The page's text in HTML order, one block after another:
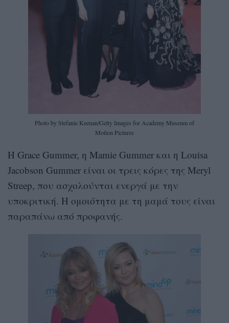
Photo by Stefanie Keenan/Getty Images for Academy Museum of
Motion Pictures
H Grace Gummer, η Mamie Gummer και η Louisa
Jacobson Gummer είναι οι τρεις κόρες της Meryl
Streep, που ασχολούνται ενεργά με την
υποκριτική. Η ομοιότητα με τη μαμά τους είναι
παραπάνω από προφανής.